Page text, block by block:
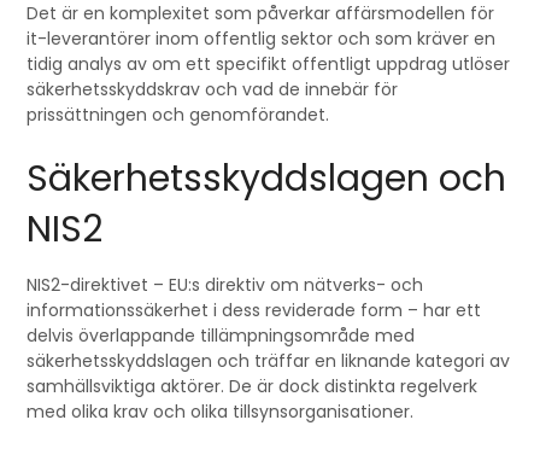
Det är en komplexitet som påverkar affärsmodellen för
it-leverantörer inom offentlig sektor och som kräver en
tidig analys av om ett specifikt offentligt uppdrag utlöser
säkerhetsskyddskrav och vad de innebär för
prissättningen och genomförandet.
Säkerhetsskyddslagen och
NIS2
NIS2-direktivet – EU:s direktiv om nätverks- och
informationssäkerhet i dess reviderade form – har ett
delvis överlappande tillämpningsområde med
säkerhetsskyddslagen och träffar en liknande kategori av
samhällsviktiga aktörer. De är dock distinkta regelverk
med olika krav och olika tillsynsorganisationer.